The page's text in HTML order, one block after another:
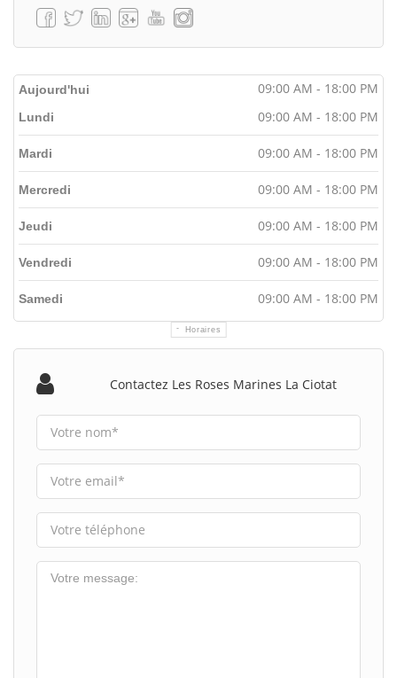
Aujourd'hui 09:00 AM - 18:00 PM
Horaires
Lundi 09:00 AM - 18:00 PM
Mardi 09:00 AM - 18:00 PM
Mercredi 09:00 AM - 18:00 PM
Jeudi 09:00 AM - 18:00 PM
Vendredi 09:00 AM - 18:00 PM
Samedi 09:00 AM - 18:00 PM
Contactez Les Roses Marines La Ciotat